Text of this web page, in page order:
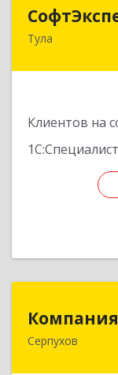
Тула
Клиентов на
1С:Специалист
300013,
Серпухов
142211,